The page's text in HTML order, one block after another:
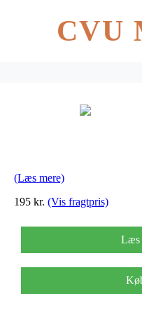
CVU
(Læs mere)
195 kr. (Vis fragtpris)
Læs